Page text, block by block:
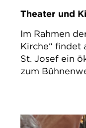
Theater und
Im Rahmen
Kirche“ findet
St. Josef ein
zum